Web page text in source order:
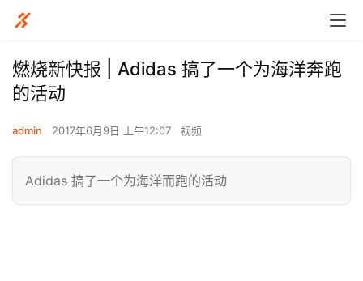
燃烧新快报 | Adidas 搞了一个为海洋奔跑
的活动
admin 2017年6月9日 上午12:07 视频
Adidas 搞了一个为海洋而跑的活动